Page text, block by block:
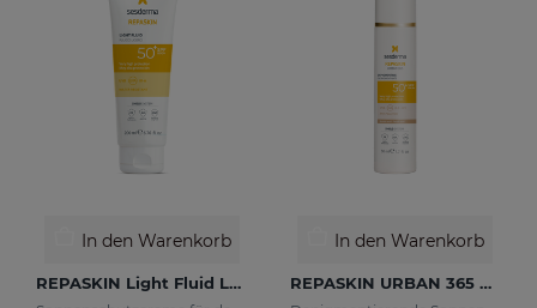
In den Warenkorb
REPASKIN Light Fluid LSF50+
In den Warenkorb
REPASKIN URBAN 365 Depigmenting LSF50+